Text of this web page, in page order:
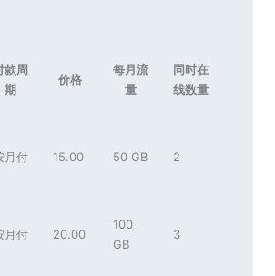
款周
期
价格
每月流
量
同时在
线数量
月付 15.00 50 GB 2
月付 20.00
100
GB
3